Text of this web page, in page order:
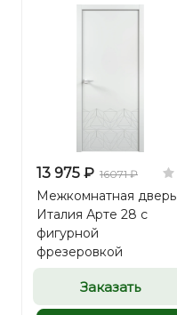
13 975 ₽ 16071 ₽
Межкомнатная дверь
Италия Арте 28 с
фигурной
фрезеровкой
Заказать